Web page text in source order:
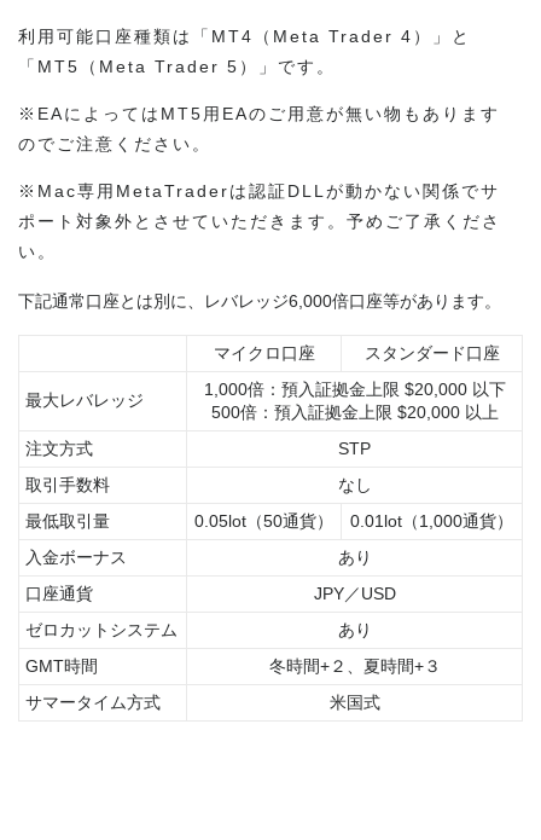
利用可能口座種類は「MT4（Meta Trader 4）」と
「MT5（Meta Trader 5）」です。
※EAによってはMT5用EAのご用意が無い物もあります
のでご注意ください。
※Mac専用MetaTraderは認証DLLが動かない関係でサ
ポート対象外とさせていただきます。予めご了承くださ
い。
下記通常口座とは別に、レバレッジ6,000倍口座等があります。
マイクロ口座 スタンダード口座
最大レバレッジ
1,000倍：預入証拠金上限 $20,000 以下
500倍：預入証拠金上限 $20,000 以上
注文方式
STP
取引手数料
なし
最低取引量
0.05lot（50通貨）
0.01lot（1,000通貨）
入金ボーナス
あり
口座通貨
JPY／USD
ゼロカットシステム
あり
GMT時間
冬時間+２、夏時間+３
サマータイム方式
米国式